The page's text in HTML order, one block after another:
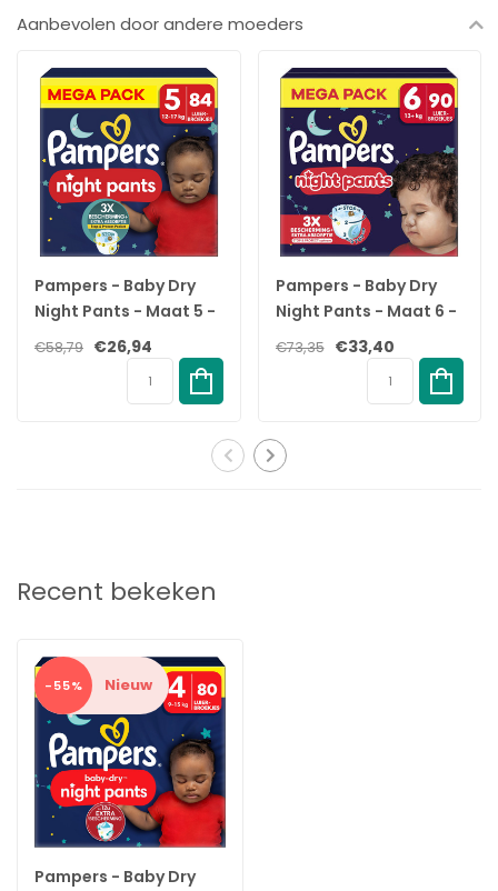
✓360° pasvorm past zich aan het lichaam van je baby aan om
Sterker absorberende kern absorbeert vocht onmiddellijk en
biedt tot 12 uur extra bescherming rondom tegen lekken
Beschermrandjes helpen lekken rond de beentjes
voorkomen
De urine-indicator geeft aan wanneer je het luierbroekje zou
kunnen verschonen
Eenvoudig aan: Trek het broekje omhoog om aan te doen
doen Rol op en plak dicht met de plakstrip om weg te gooien
Aanbevolen door andere moeders
Pampers - Baby Dry
Night Pants - Maat 5 -
Megapack - 84 stuks -
12/17KG
€58,79 €26,94
Pampers - Baby Dry
Night Pants - Maat 6 -
Mega Pack - 90
luierbroekjes
€73,35 €33,40
Recent bekeken
-55% Nieuw
Pampers - Baby Dry